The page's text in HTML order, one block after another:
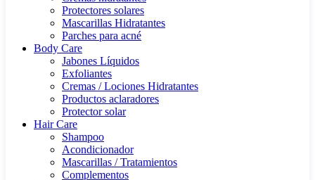
Protectores solares
Mascarillas Hidratantes
Parches para acné
Body Care
Jabones Líquidos
Exfoliantes
Cremas / Lociones Hidratantes
Productos aclaradores
Protector solar
Hair Care
Shampoo
Acondicionador
Mascarillas / Tratamientos
Complementos